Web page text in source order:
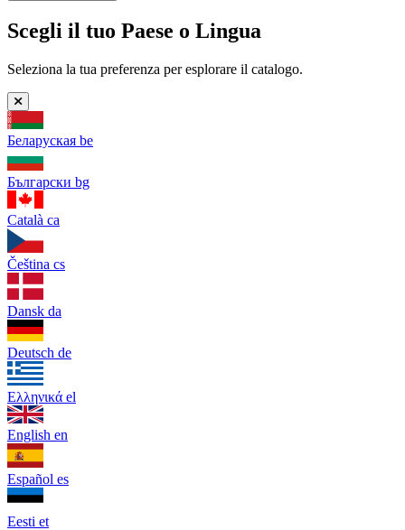
Scegli il tuo Paese o Lingua
Seleziona la tua preferenza per esplorare il catalogo.
Беларуская be
Български bg
Català ca
Čeština cs
Dansk da
Deutsch de
Ελληνικά el
English en
Español es
Eesti et